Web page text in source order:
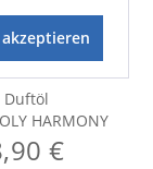
Duftöl
HARMONY
€